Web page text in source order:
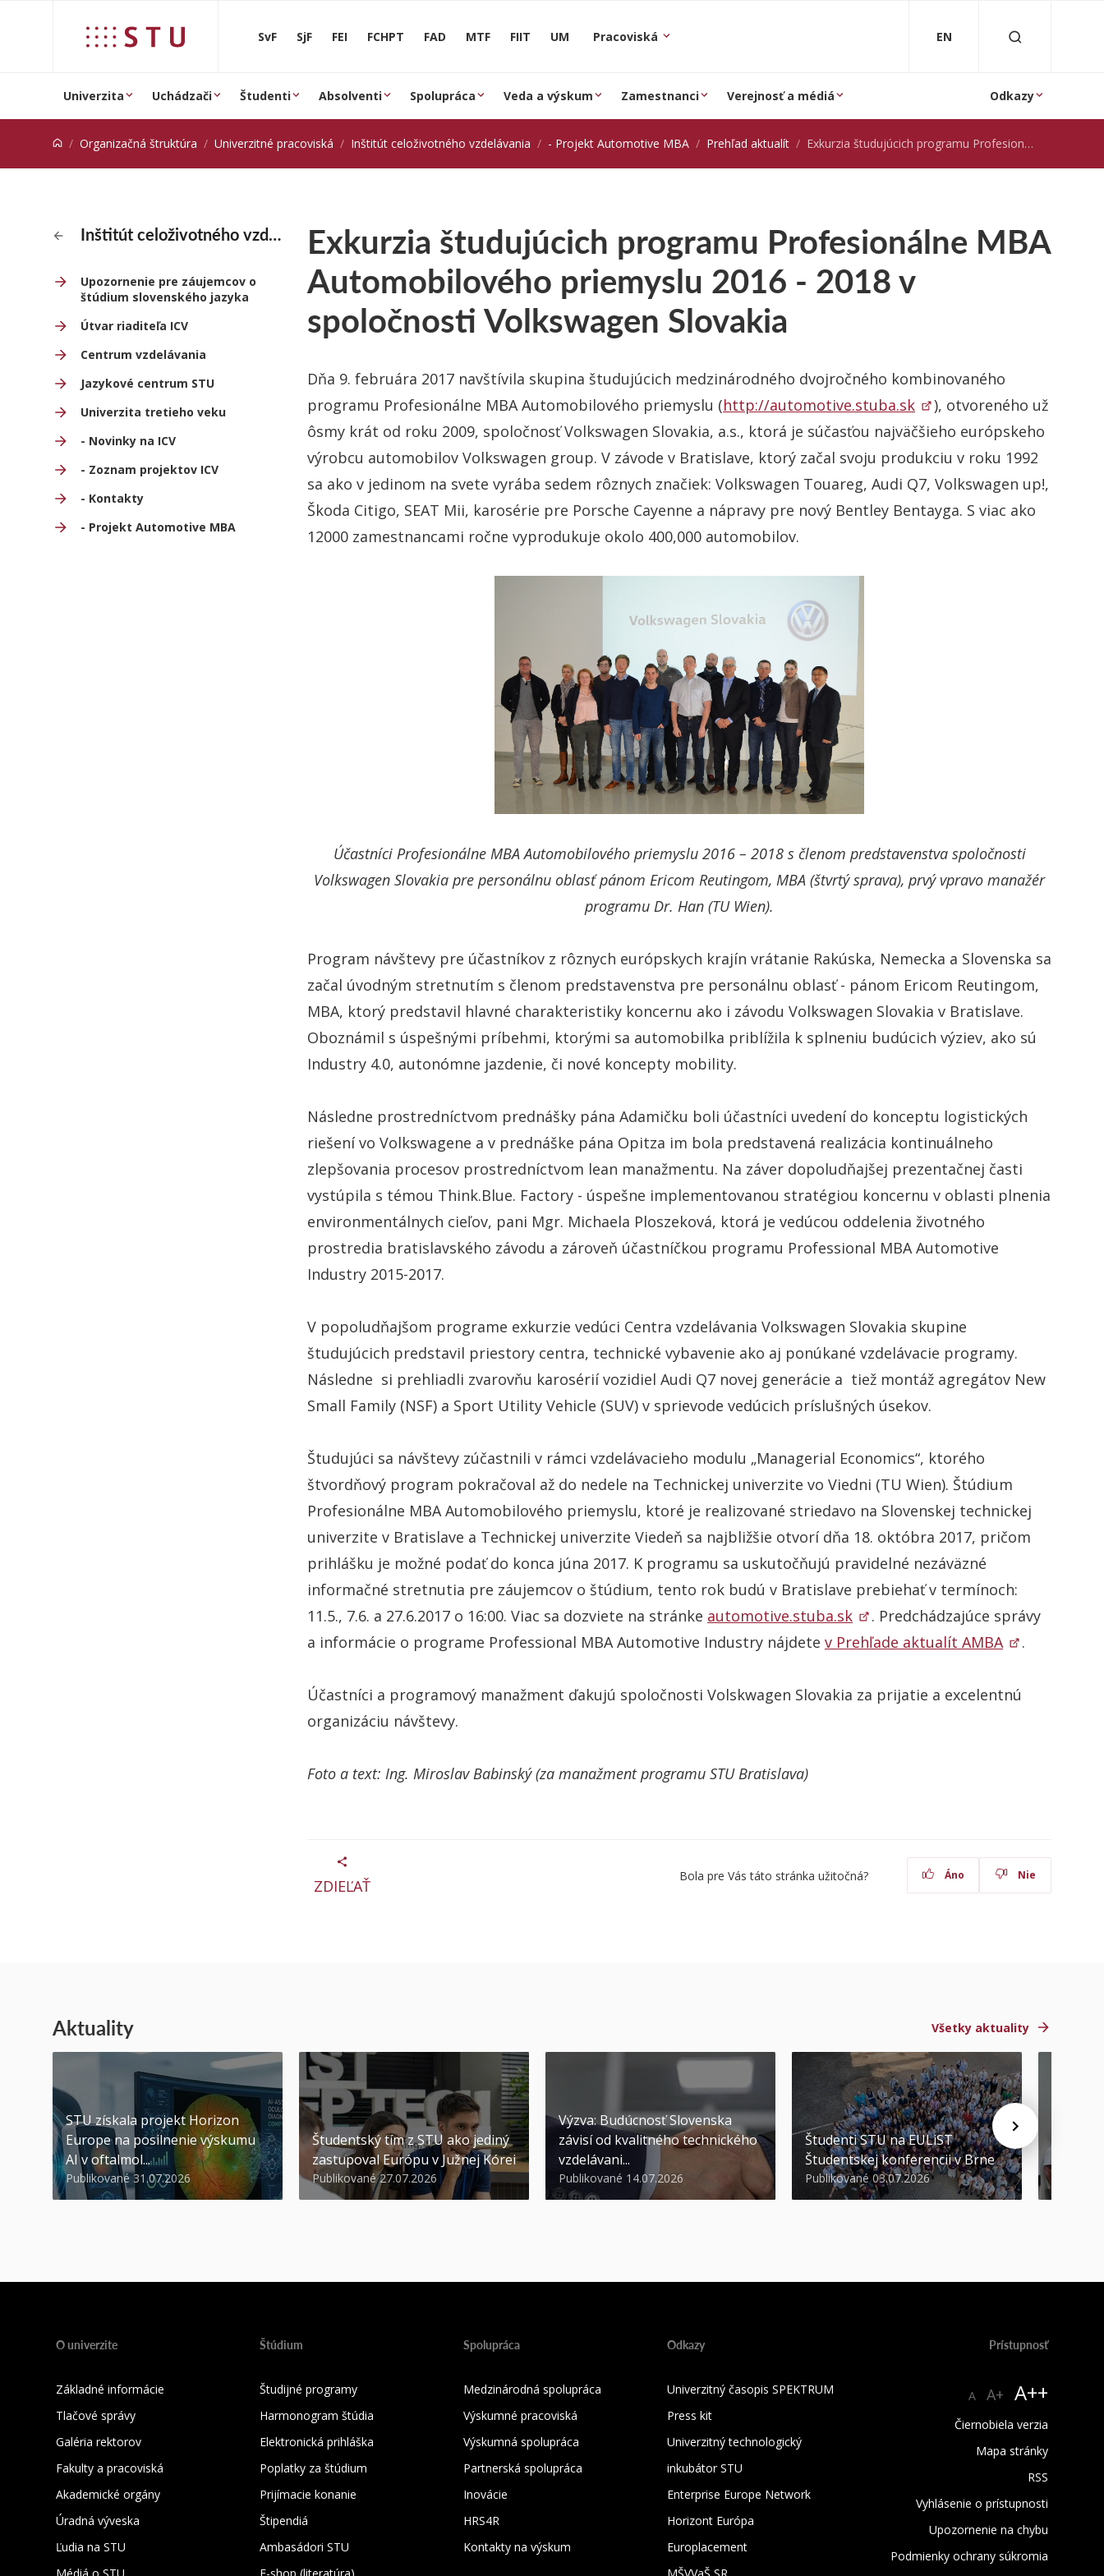
SvF SjF FEI FCHPT FAD MTF FIIT UM Pracoviská EN
Univerzita Uchádzači Študenti Absolventi Spolupráca Veda a výskum Zamestnanci Verejnosť a médiá Odkazy
Organizačná štruktúra Univerzitné pracoviská Inštitút celoživotného vzdelávania - Projekt Automotive MBA Prehľad aktualít Exkurzia študujúcich programu Profesionálne MBA Automobilového priemyslu 2016 - 2018 v spoločnosti Volkswagen Slovakia
Inštitút celoživotného vzdelávania
Upozornenie pre záujemcov o
štúdium slovenského jazyka
Útvar riaditeľa ICV
Centrum vzdelávania
Jazykové centrum STU
Univerzita tretieho veku
- Novinky na ICV
- Zoznam projektov ICV
- Kontakty
- Projekt Automotive MBA
Exkurzia študujúcich programu Profesionálne MBA
Automobilového priemyslu 2016 - 2018 v
spoločnosti Volkswagen Slovakia
Dňa 9. februára 2017 navštívila skupina študujúcich medzinárodného dvojročného kombinovaného
programu Profesionálne MBA Automobilového priemyslu (http://automotive.stuba.sk
), otvoreného už
ôsmy krát od roku 2009, spoločnosť Volkswagen Slovakia, a.s., ktorá je súčasťou najväčšieho európskeho
výrobcu automobilov Volkswagen group. V závode v Bratislave, ktorý začal svoju produkciu v roku 1992
sa ako v jedinom na svete vyrába sedem rôznych značiek: Volkswagen Touareg, Audi Q7, Volkswagen up!,
Škoda Citigo, SEAT Mii, karosérie pre Porsche Cayenne a nápravy pre nový Bentley Bentayga. S viac ako
12000 zamestnancami ročne vyprodukuje okolo 400,000 automobilov.
Účastníci Profesionálne MBA Automobilového priemyslu 2016 – 2018 s členom predstavenstva spoločnosti
Volkswagen Slovakia pre personálnu oblasť pánom Ericom Reutingom, MBA (štvrtý sprava), prvý vpravo manažér
programu Dr. Han (TU Wien).
Program návštevy pre účastníkov z rôznych európskych krajín vrátanie Rakúska, Nemecka a Slovenska sa
začal úvodným stretnutím s členom predstavenstva pre personálnu oblasť - pánom Ericom Reutingom,
MBA, ktorý predstavil hlavné charakteristiky koncernu ako i závodu Volkswagen Slovakia v Bratislave.
Oboznámil s úspešnými príbehmi, ktorými sa automobilka priblížila k splneniu budúcich výziev, ako sú
Industry 4.0, autonómne jazdenie, či nové koncepty mobility.
Následne prostredníctvom prednášky pána Adamičku boli účastníci uvedení do konceptu logistických
riešení vo Volkswagene a v prednáške pána Opitza im bola predstavená realizácia kontinuálneho
zlepšovania procesov prostredníctvom lean manažmentu. Na záver dopoludňajšej prezentačnej časti
vystúpila s témou Think.Blue. Factory - úspešne implementovanou stratégiou koncernu v oblasti plnenia
environmentálnych cieľov, pani Mgr. Michaela Ploszeková, ktorá je vedúcou oddelenia životného
prostredia bratislavského závodu a zároveň účastníčkou programu Professional MBA Automotive
Industry 2015-2017.
V popoludňajšom programe exkurzie vedúci Centra vzdelávania Volkswagen Slovakia skupine
študujúcich predstavil priestory centra, technické vybavenie ako aj ponúkané vzdelávacie programy.
Následne si prehliadli zvarovňu karosérií vozidiel Audi Q7 novej generácie a tiež montáž agregátov New
Small Family (NSF) a Sport Utility Vehicle (SUV) v sprievode vedúcich príslušných úsekov.
Študujúci sa návštevy zúčastnili v rámci vzdelávacieho modulu „Managerial Economics“, ktorého
štvordňový program pokračoval až do nedele na Technickej univerzite vo Viedni (TU Wien). Štúdium
Profesionálne MBA Automobilového priemyslu, ktoré je realizované striedavo na Slovenskej technickej
univerzite v Bratislave a Technickej univerzite Viedeň sa najbližšie otvorí dňa 18. októbra 2017, pričom
prihlášku je možné podať do konca júna 2017. K programu sa uskutočňujú pravidelné nezáväzné
informačné stretnutia pre záujemcov o štúdium, tento rok budú v Bratislave prebiehať v termínoch:
11.5., 7.6. a 27.6.2017 o 16:00. Viac sa dozviete na stránke automotive.stuba.sk
. Predchádzajúce správy
a informácie o programe Professional MBA Automotive Industry nájdete v Prehľade aktualít AMBA .
Účastníci a programový manažment ďakujú spoločnosti Volskwagen Slovakia za prijatie a excelentnú
organizáciu návštevy.
Foto a text: Ing. Miroslav Babinský (za manažment programu STU Bratislava)
ZDIEĽAŤ
Bola pre Vás táto stránka užitočná? Áno Nie
Aktuality Všetky aktuality
STU získala projekt Horizon
Europe na posilnenie výskumu
AI v oftalmol...
Publikované 31.07.2026
Študentský tím z STU ako jediný
zastupoval Európu v Južnej Kórei
Publikované 27.07.2026
Výzva: Budúcnosť Slovenska
závisí od kvalitného technického
vzdelávani...
Publikované 14.07.2026
Študenti STU na EULiST
Študentskej konferencii v Brne
Publikované 03.07.2026
O univerzite
Základné informácie
Tlačové správy
Galéria rektorov
Fakulty a pracoviská
Akademické orgány
Úradná výveska
Ľudia na STU
Štúdium
Študijné programy
Harmonogram štúdia
Elektronická prihláška
Poplatky za štúdium
Prijímacie konanie
Štipendiá
Ambasádori STU
Spolupráca
Medzinárodná spolupráca
Výskumné pracoviská
Výskumná spolupráca
Partnerská spolupráca
Inovácie
HRS4R
Kontakty na výskum
Odkazy
Univerzitný časopis SPEKTRUM
Press kit
Univerzitný technologický
inkubátor STU
Enterprise Europe Network
Horizont Európa
Europlacement
Prístupnosť
A A+ A++
Čiernobiela verzia
Mapa stránky
RSS
Vyhlásenie o prístupnosti
Upozornenie na chybu
Podmienky ochrany súkromia